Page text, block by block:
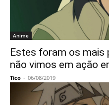
Anime
Estes foram os mais
não vimos em ação
Tico - 06/08/2019